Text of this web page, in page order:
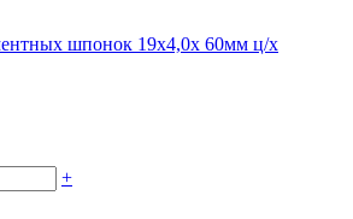
шпонок 19х4,0х 60мм ц/х
+